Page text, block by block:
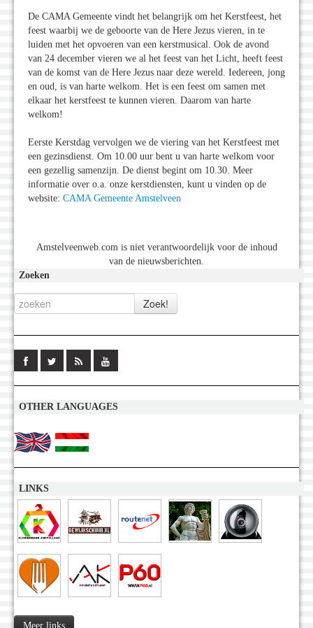
De CAMA Gemeente vindt het belangrijk om het Kerstfeest, het
feest waarbij we de geboorte van de Here Jezus vieren, in te
luiden met het opvoeren van een kerstmusical. Ook de avond
van 24 december vieren we al het feest van het Licht, heeft feest
van de komst van de Here Jezus naar deze wereld. Iedereen, jong
en oud, is van harte welkom. Het is een feest om samen met
elkaar het kerstfeest te kunnen vieren. Daarom van harte
welkom!
Eerste Kerstdag vervolgen we de viering van het Kerstfeest met
een gezinsdienst. Om 10.00 uur bent u van harte welkom voor
een gezellig samenzijn. De dienst begint om 10.30. Meer
informatie over o.a. onze kerstdiensten, kunt u vinden op de
website: CAMA Gemeente Amstelveen
Amstelveenweb.com is niet verantwoordelijk voor de inhoud
van de nieuwsberichten.
Zoeken
OTHER LANGUAGES
LINKS
Meer links